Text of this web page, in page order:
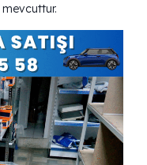
mevcuttur.